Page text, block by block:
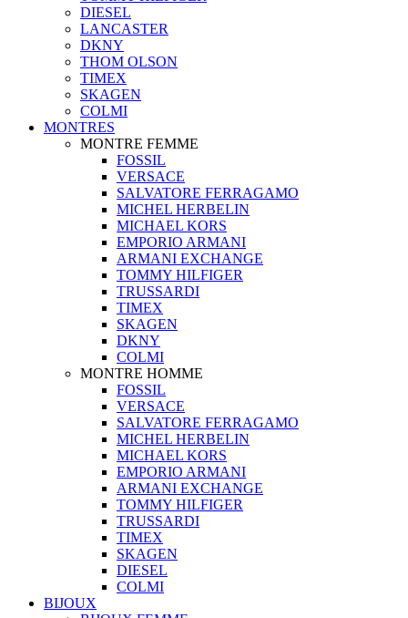
DIESEL
LANCASTER
DKNY
THOM OLSON
TIMEX
SKAGEN
COLMI
MONTRES
MONTRE FEMME
FOSSIL
VERSACE
SALVATORE FERRAGAMO
MICHEL HERBELIN
MICHAEL KORS
EMPORIO ARMANI
ARMANI EXCHANGE
TOMMY HILFIGER
TRUSSARDI
TIMEX
SKAGEN
DKNY
COLMI
MONTRE HOMME
FOSSIL
VERSACE
SALVATORE FERRAGAMO
MICHEL HERBELIN
MICHAEL KORS
EMPORIO ARMANI
ARMANI EXCHANGE
TOMMY HILFIGER
TRUSSARDI
TIMEX
SKAGEN
DIESEL
COLMI
BIJOUX